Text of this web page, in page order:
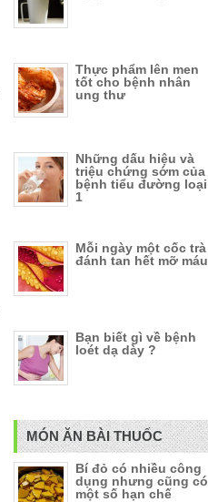
Thực phẩm lên men
tốt cho bệnh nhân
ung thư
Những dấu hiệu và
triệu chứng sớm của
bệnh tiểu đường loại
1
Mỗi ngày một cốc trà
đánh tan hết mỡ máu
Bạn biết gì về bệnh
loét dạ dày ?
MÓN ĂN BÀI THUỐC
Bí đỏ có nhiều công
dụng nhưng cũng có
một số hạn chế